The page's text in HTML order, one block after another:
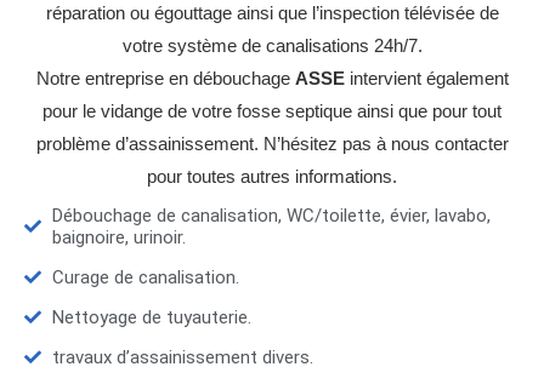
réparation ou égouttage ainsi que l’inspection télévisée de
votre système de canalisations 24h/7.
Notre entreprise en débouchage ASSEintervient également
pour le vidange de votre fosse septique ainsi que pour tout
problème d’assainissement. N’hésitez pas à nous contacter
pour toutes autres informations.
Débouchage de canalisation, WC/toilette, évier, lavabo,
baignoire, urinoir.
Curage de canalisation.
Nettoyage de tuyauterie.
travaux d’assainissement divers.